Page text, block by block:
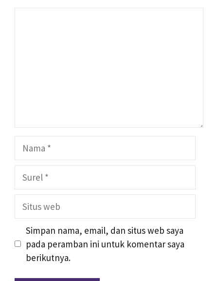
Nama
Surel
Situs
Simpan nama, email, dan situs web saya
pada peramban ini untuk komentar saya
berikutnya.